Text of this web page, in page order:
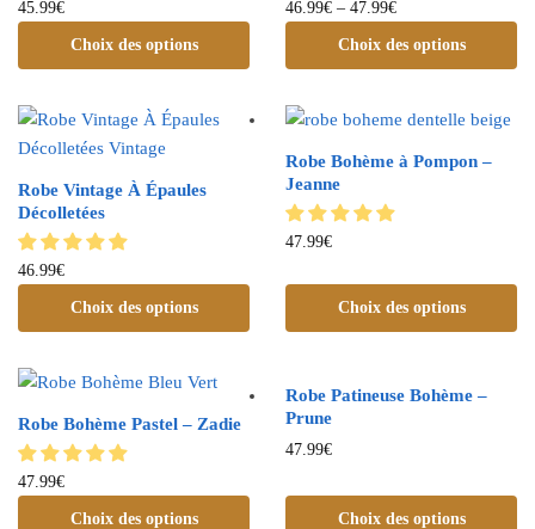
45.99€
Choix des options
46.99€ – 47.99€
Choix des options
Robe Vintage À Épaules
Décolletées
46.99€
Choix des options
Robe Bohème à Pompon –
Jeanne
47.99€
Choix des options
Robe Bohème Pastel – Zadie
47.99€
Choix des options
Robe Patineuse Bohème –
Prune
47.99€
Choix des options